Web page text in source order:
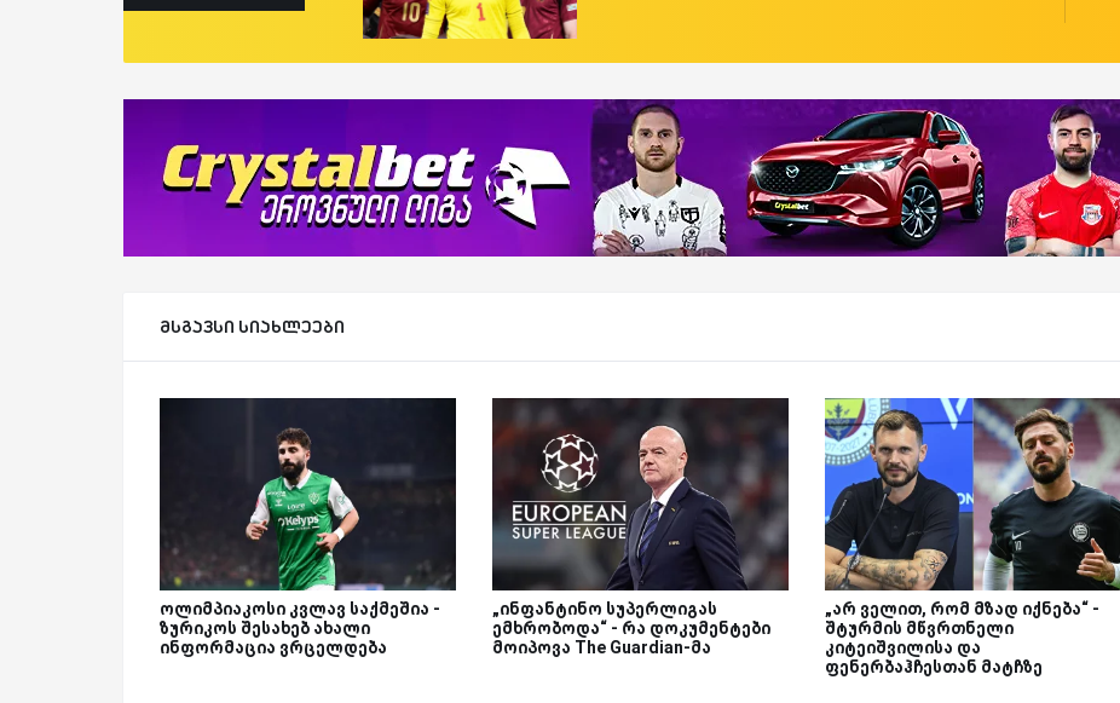
მსგავსი სიახლეები
ოლიმპიაკოსი კვლავ საქმეშია -
ზურიკოს შესახებ ახალი
ინფორმაცია ვრცელდება
„ინფანტინო სუპერლიგას
ემხრობოდა“ - რა დოკუმენტები
მოიპოვა The Guardian-მა
„არ ველით, რომ მზად იქნება“ -
შტურმის მწვრთნელი
კიტეიშვილისა და
ფენერბაჰჩესთან მატჩზე